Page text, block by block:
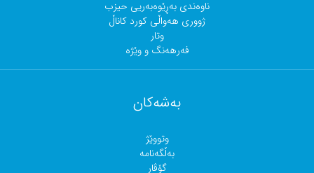
ناوەندی بەڕێوەبەریی حیزب
ژووری هەواڵی کورد کاناڵ
وتار
فەرهەنگ و وێژە
بەشەکان
وتووێژ
بەڵگەنامە
گۆڤار